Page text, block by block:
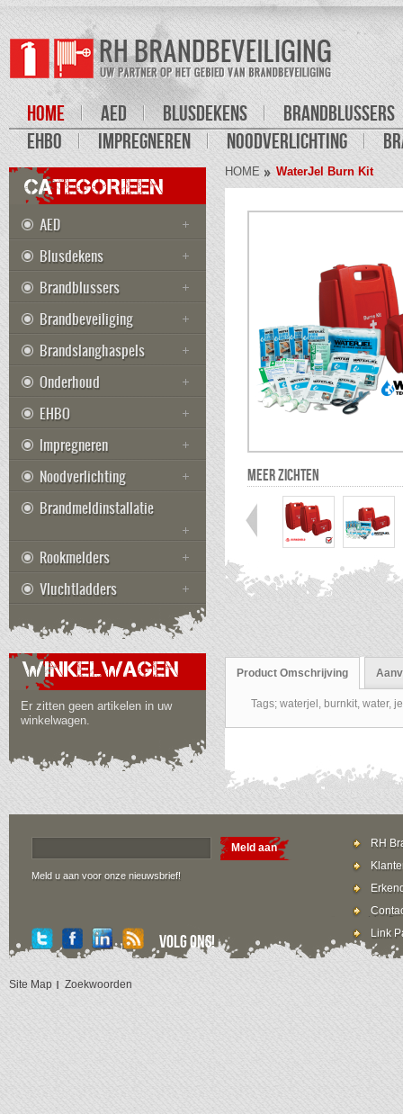
HOME AED BLUSDEKENS
BRANDBLUSSERS
EHBO
IMPREGNEREN NOODVERLICHTING
HOME WaterJel Burn Kit
MEER ZICHTEN
Product Omschrijving
Tags; waterjel, burnkit, water,
CATEGORIEEN
AED
Blusdekens
Brandblussers
Brandbeveiliging
Brandslanghaspels
Onderhoud
EHBO
Impregneren
Noodverlichting
Brandmeldinstallatie
Rookmelders
Vluchtladders
WINKELWAGEN
Er zitten geen artikelen in uw
winkelwagen.
Meld aan
Meld u aan voor onze nieuwsbrief!
RH
Link
Volg ons!
Site Map Zoekwoorden